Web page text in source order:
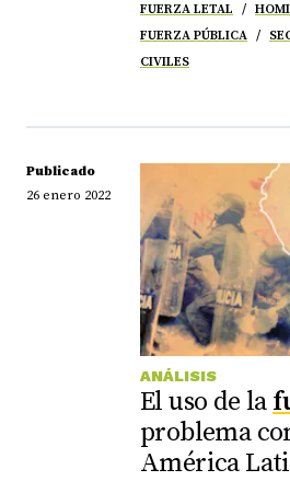
FUERZA LETAL
FUERZA PÚBLICA
CIVILES
Publicado
26 enero 2022
ANÁLISIS
El uso de la
problema
América